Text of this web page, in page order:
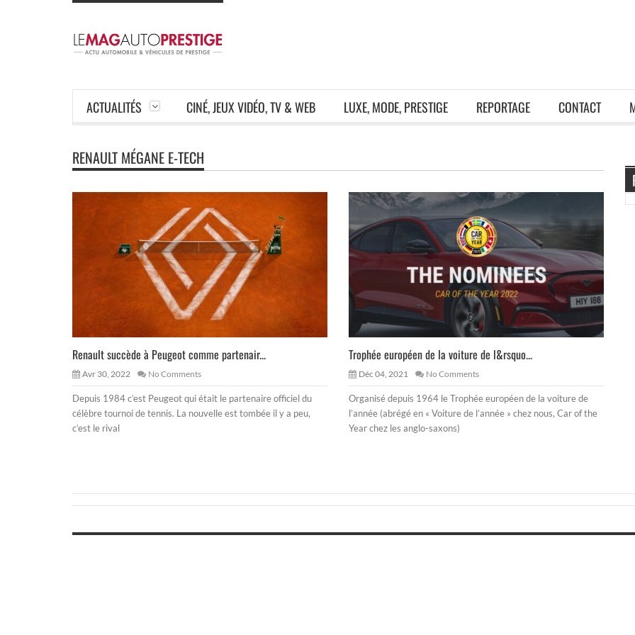
ACTUALITÉS CINÉ, JEUX VIDÉO, TV & WEB LUXE, MODE, PRESTIGE REPORTAGE CONTACT
RENAULT MÉGANE E-TECH
Renault succède à Peugeot comme partenair...
Avr 30, 2022 No Comments
Depuis 1984 c’est Peugeot qui était le partenaire officiel du
célèbre tournoi de tennis. La nouvelle est tombée il y a peu,
c’est le rival
Trophée européen de la voiture de l&rsquo...
Déc 04, 2021 No Comments
Organisé depuis 1964 le Trophée européen de la voiture de
l’année (abrégé en « Voiture de l’année » chez nous, Car of the
Year chez les anglo-saxons)